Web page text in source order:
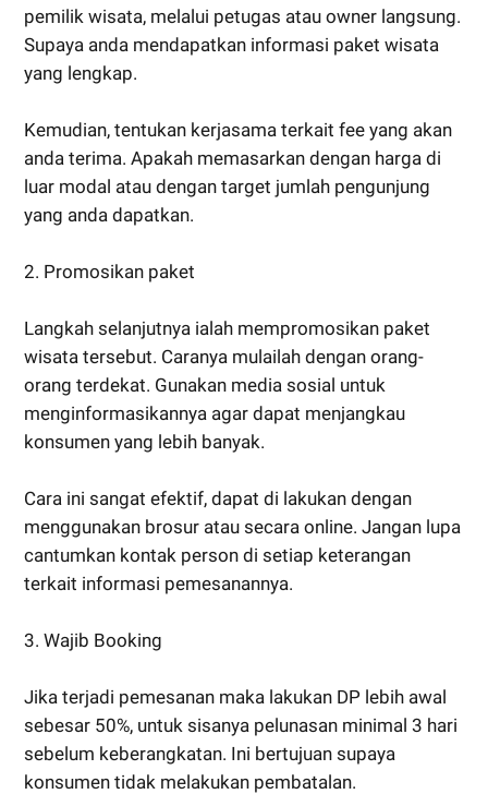
pemilik wisata, melalui petugas atau owner langsung.
Supaya anda mendapatkan informasi paket wisata
yang lengkap.
Kemudian, tentukan kerjasama terkait fee yang akan
anda terima. Apakah memasarkan dengan harga di
luar modal atau dengan target jumlah pengunjung
yang anda dapatkan.
2. Promosikan paket
Langkah selanjutnya ialah mempromosikan paket
wisata tersebut. Caranya mulailah dengan orang-
orang terdekat. Gunakan media sosial untuk
menginformasikannya agar dapat menjangkau
konsumen yang lebih banyak.
Cara ini sangat efektif, dapat di lakukan dengan
menggunakan brosur atau secara online. Jangan lupa
cantumkan kontak person di setiap keterangan
terkait informasi pemesanannya.
3. Wajib Booking
Jika terjadi pemesanan maka lakukan DP lebih awal
sebesar 50%, untuk sisanya pelunasan minimal 3 hari
sebelum keberangkatan. Ini bertujuan supaya
konsumen tidak melakukan pembatalan.